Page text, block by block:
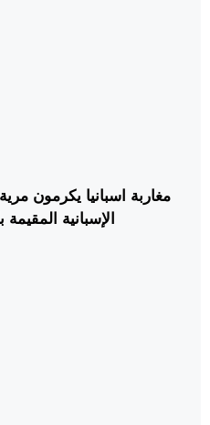
مغاربة اسبانيا يكرمون
الإسبانية